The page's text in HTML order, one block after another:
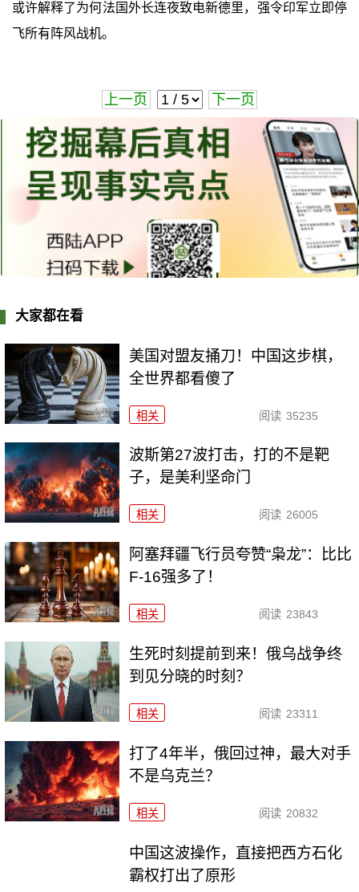
或许解释了为何法国外长连夜致电新德里，强令印军立即停
飞所有阵风战机。
上一页 下一页
大家都在看
美国对盟友捅刀！中国这步棋，
全世界都看傻了
相关 阅读 35235
波斯第27波打击，打的不是靶
子，是美利坚命门
相关 阅读 26005
阿塞拜疆飞行员夸赞“枭龙”：比比
F-16强多了！
相关 阅读 23843
生死时刻提前到来！俄乌战争终
到见分晓的时刻？
相关 阅读 23311
打了4年半，俄回过神，最大对手
不是乌克兰？
相关 阅读 20832
中国这波操作，直接把西方石化
霸权打出了原形